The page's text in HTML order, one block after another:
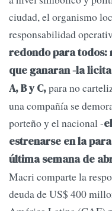
ciudad, el organismo
responsabilidad
redondo para todos:
que ganaran -la
A, B y C,para no
una compañía se
porteño y el nacional -
estrenarse en la
última semana de
Macri comparte la
deuda de US$ 400